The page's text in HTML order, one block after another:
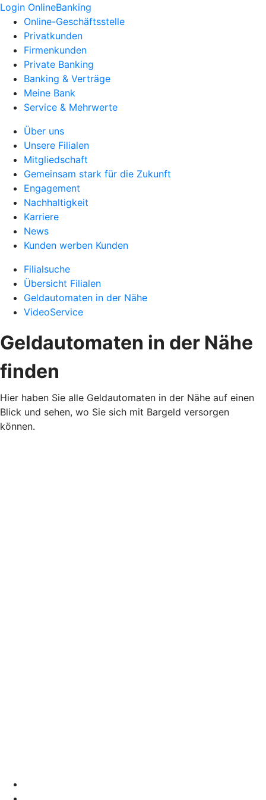
Login OnlineBanking
Online-Geschäftsstelle
Privatkunden
Firmenkunden
Private Banking
Banking & Verträge
Meine Bank
Service & Mehrwerte
Über uns
Unsere Filialen
Mitgliedschaft
Gemeinsam stark für die Zukunft
Engagement
Nachhaltigkeit
Karriere
News
Kunden werben Kunden
Filialsuche
Übersicht Filialen
Geldautomaten in der Nähe
VideoService
Geldautomaten in der Nähe
finden
Hier haben Sie alle Geldautomaten in der Nähe auf einen
Blick und sehen, wo Sie sich mit Bargeld versorgen
können.